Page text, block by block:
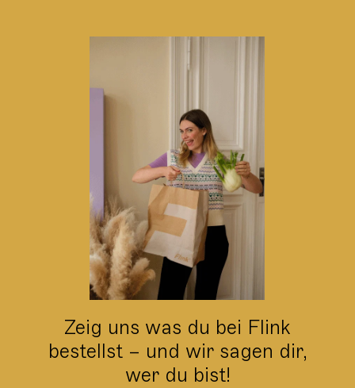
Zeig uns was du bei Flink
bestellst – und wir sagen dir,
wer du bist!